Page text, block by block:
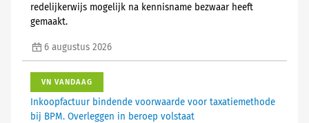
redelijkerwijs mogelijk na kennisname bezwaar heeft
gemaakt.
6 augustus 2026
VN VANDAAG
Inkoopfactuur bindende voorwaarde voor taxatiemethode
bij BPM. Overleggen in beroep volstaat